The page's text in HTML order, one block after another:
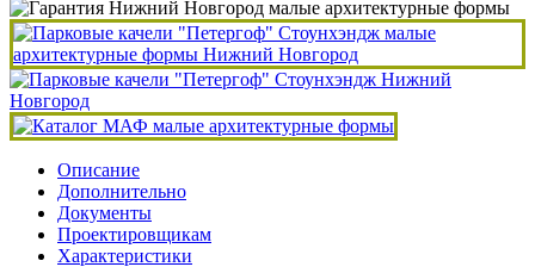
Описание
Дополнительно
Документы
Проектировщикам
Характеристики